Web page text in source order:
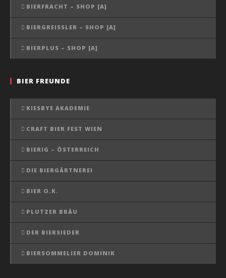
BIERFRACHT – SHOP [A]
BIERGREISSLER – SHOP [A]
BIERPLUS – SHOP [A]
BIER FREUNDE
KIESBYE AKADEMIE
CRAFT BIER FEST WIEN
BIERIG – ÖSTERREICH
DIE BIERGÄRTNEREI
BIER O.K.
PLUTZER BRÄU
DER BIERSIEDER
BIERSOMMELIER DOMINIK